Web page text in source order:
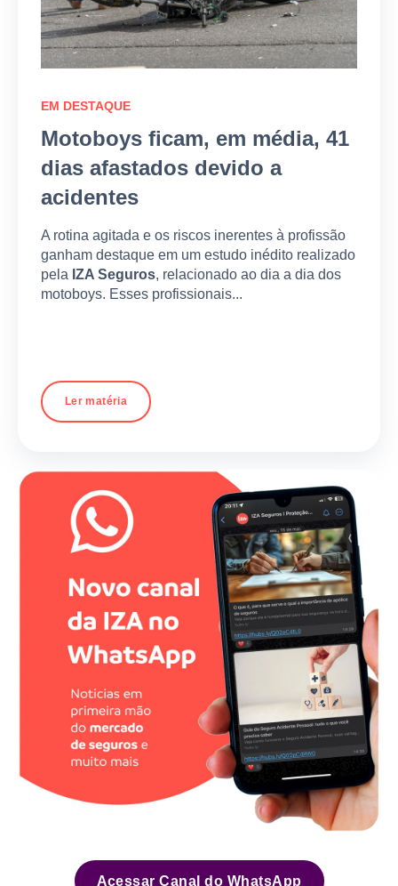
EM DESTAQUE
Motoboys ficam, em média, 41
dias afastados devido a
acidentes
A rotina agitada e os riscos inerentes à profissão
ganham destaque em um estudo inédito realizado
pela IZA Seguros, relacionado ao dia a dia dos
motoboys. Esses profissionais...
Ler matéria
Acessar Canal do WhatsApp